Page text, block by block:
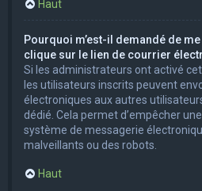
Haut
Pourquoi m’est-il demandé de
clique sur le lien de courrier
Si les administrateurs ont activé
les utilisateurs inscrits peuvent
électroniques aux autres
dédié. Cela permet d’empêcher
système de messagerie
malveillants ou des robots.
Haut